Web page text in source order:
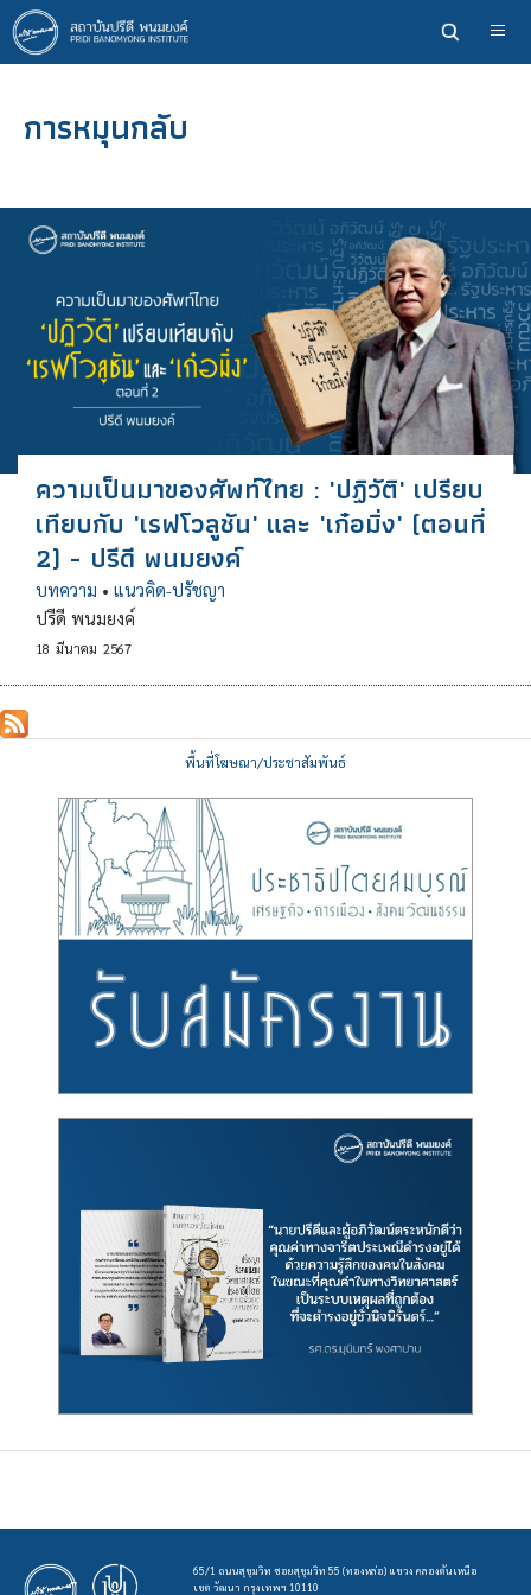
ข้าม
ไป
ยัง
หลักการหมุนกลับ
ความเป็นมาของศัพท์ไทย : 'ปฏิวัติ' เปรียบ
เทียบกับ 'เรฟโวลูชัน' และ 'เก๋อมิ่ง' (ตอนที่
2) - ปรีดี พนมยงค์
บทความ • แนวคิด-ปรัชญา
ปรีดี พนมยงค์
18 มีนาคม 2567
พื้นที่โฆษณา/ประชาสัมพันธ์
65/1 ถนนสุขุมวิท ซอยสุขุมวิท 55 (ทองหล่อ) แขวง คลองตันเหนือ
เขต วัฒนา กรุงเทพฯ 10110